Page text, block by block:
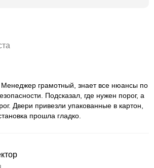
грамотный, знает все нюансы по
Подсказал, где нужен порог, а
Двери привезли упакованные в картон,
прошла гладко.